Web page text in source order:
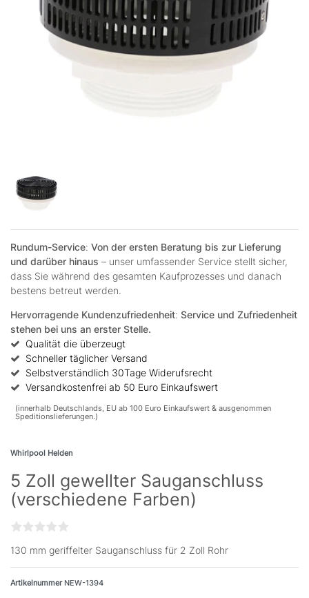
Rundum-Service: Von der ersten Beratung bis zur Lieferung
und darüber hinaus – unser umfassender Service stellt sicher,
dass Sie während des gesamten Kaufprozesses und danach
bestens betreut werden.
Hervorragende Kundenzufriedenheit: Service und Zufriedenheit
stehen bei uns an erster Stelle.
Qualität die überzeugt
Schneller täglicher Versand
Selbstverständlich 30Tage Widerufsrecht
Versandkostenfrei ab 50 Euro Einkaufswert
(innerhalb Deutschlands, EU ab 100 Euro Einkaufswert & ausgenommen
Speditionslieferungen.)
Whirlpool Helden
5 Zoll gewellter Sauganschluss
(verschiedene Farben)
130 mm geriffelter Sauganschluss für 2 Zoll Rohr
Artikelnummer NEW-1394